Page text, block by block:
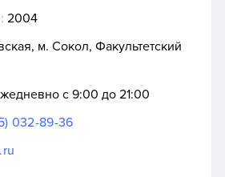
2004
м. Сокол, Факультетский
с 9:00 до 21:00
032-89-36